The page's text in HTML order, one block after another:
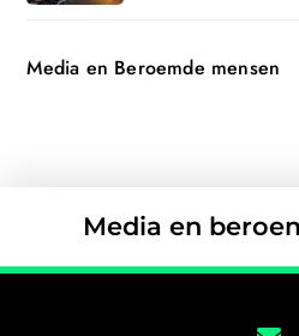
Media en Beroemde mensen
Media en